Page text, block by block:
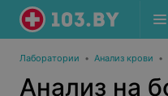
Лаборатории • Анализ крови •
Анализ на